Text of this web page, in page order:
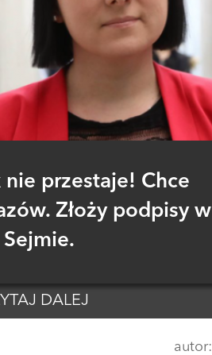
nie przestaje! Chce
Złoży podpisy w
Sejmie.
DALEJ